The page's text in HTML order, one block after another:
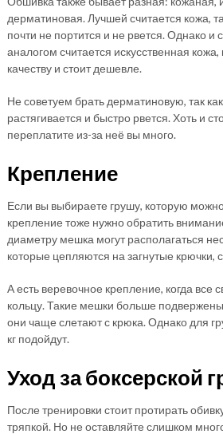
дерматиновая. Лучшей считается кожа,
почти не портится и не рвется. Однако и
аналогом считается искусственная кожа,
качеству и стоит дешевле.
Не советуем брать дерматиновую, так
растягивается и быстро рвется. Хоть и
переплатите из-за неё вы много.
Крепление
Если вы выбираете грушу, которую
крепление тоже нужно обратить
диаметру мешка могут располагаться
которые цепляются на загнутые крючки,
А есть веревочное крепление, когда все
кольцу. Такие мешки больше
они чаще слетают с крюка. Однако для
кг подойдут.
Уход за боксерской
После тренировки стоит протирать
тряпкой. Но не оставляйте слишком